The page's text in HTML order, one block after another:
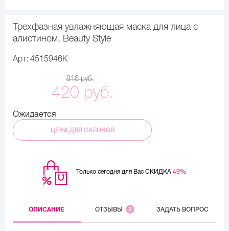
Трехфазная увлажняющая маска для лица с
алистином, Beauty Style
Арт: 4515946K
816 руб.
420 руб.
Ожидается
ЦЕНА ДЛЯ САЛОНОВ
Только сегодня для Вас СКИДКА 49%
ОПИСАНИЕ ОТЗЫВЫ 2 ЗАДАТЬ ВОПРОС